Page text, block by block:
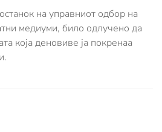
на управниот одбор на
медиуми, било одлучено да
која деновиве ја покренаа